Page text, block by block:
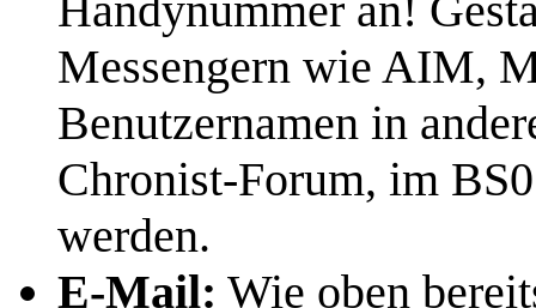
Messengern wie AIM,
Benutzernamen in
Chronist-Forum, im
werden.
E-Mail: Wie oben